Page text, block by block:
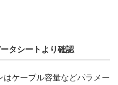
タシートより確認
ケーブル容量などパラメー